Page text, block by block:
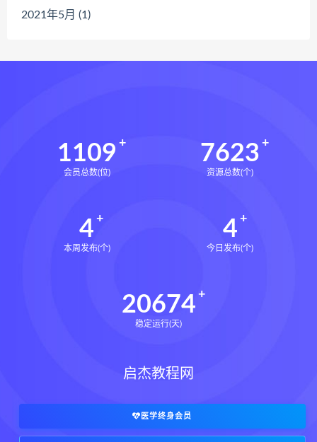
2021年5月 (1)
1109
会员总数(位)
7623
资源总数(个)
4
本周发布(个)
4
今日发布(个)
20674
稳定运行(天)
启杰教程网
医学终身会员